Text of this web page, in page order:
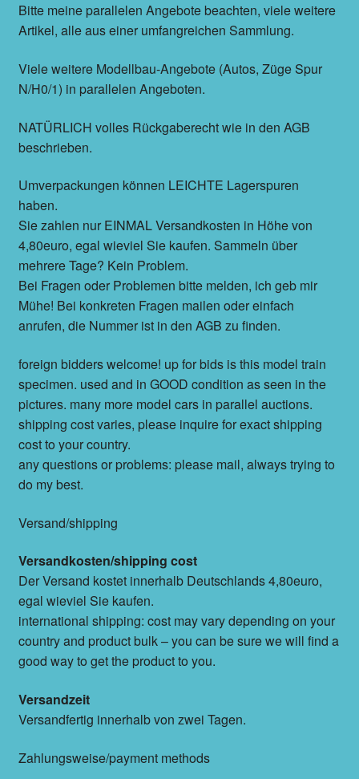
Bitte meine parallelen Angebote beachten, viele weitere
Artikel, alle aus einer umfangreichen Sammlung.
Viele weitere Modellbau-Angebote (Autos, Züge Spur
N/H0/1) in parallelen Angeboten.
NATÜRLICH volles Rückgaberecht wie in den AGB
beschrieben.
Umverpackungen können LEICHTE Lagerspuren
haben.
Sie zahlen nur EINMAL Versandkosten in Höhe von
4,80euro, egal wieviel Sie kaufen. Sammeln über
mehrere Tage? Kein Problem.
Bei Fragen oder Problemen bitte melden, ich geb mir
Mühe! Bei konkreten Fragen mailen oder einfach
anrufen, die Nummer ist in den AGB zu finden.
foreign bidders welcome! up for bids is this model train
specimen. used and in GOOD condition as seen in the
pictures. many more model cars in parallel auctions.
shipping cost varies, please inquire for exact shipping
cost to your country.
any questions or problems: please mail, always trying to
do my best.
Versand/shipping
Versandkosten/shipping cost
Der Versand kostet innerhalb Deutschlands 4,80euro,
egal wieviel Sie kaufen.
international shipping: cost may vary depending on your
country and product bulk – you can be sure we will find a
good way to get the product to you.
Versandzeit
Versandfertig innerhalb von zwei Tagen.
Zahlungsweise/payment methods